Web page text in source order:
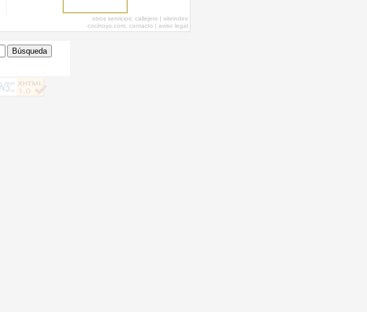
otros servicios: callejero | siteindex
cocinoyo.com, contacto | aviso legal